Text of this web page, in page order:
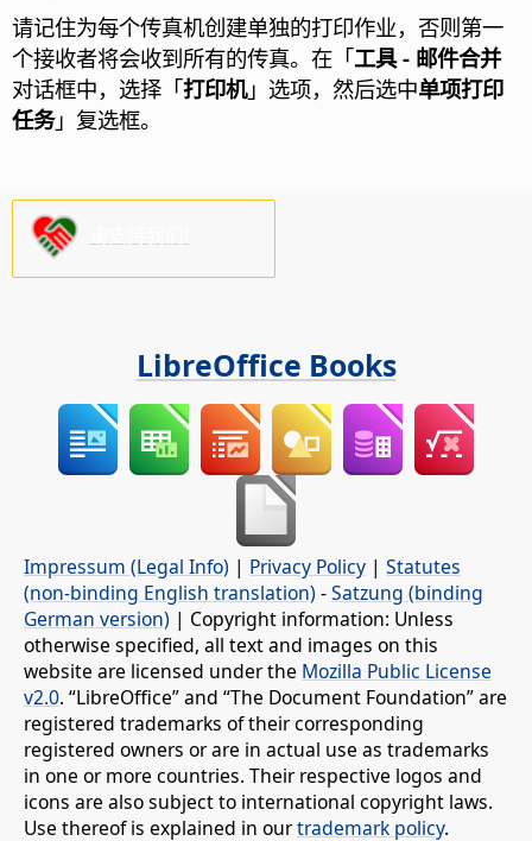
请记住为每个传真机创建单独的打印作业，否则第一
个接收者将会收到所有的传真。在「工具 - 邮件合并
对话框中，选择「打印机」选项，然后选中单项打印
任务」复选框。
LibreOffice Books
Impressum (Legal Info) | Privacy Policy | Statutes
(non-binding English translation) -Satzung (binding
German version) | Copyright information: Unless
otherwise specified, all text and images on this
website are licensed under the Mozilla Public License
v2.0. “LibreOffice” and “The Document Foundation” are
registered trademarks of their corresponding
registered owners or are in actual use as trademarks
in one or more countries. Their respective logos and
icons are also subject to international copyright laws.
Use thereof is explained in ourtrademark policy.